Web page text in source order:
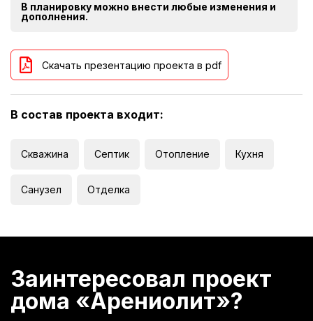
В планировку можно внести любые изменения и
дополнения.
Скачать презентацию проекта в pdf
В состав проекта входит:
Скважина Септик Отопление Кухня
Санузел Отделка
Заинтересовал проект
дома «Арениолит»?